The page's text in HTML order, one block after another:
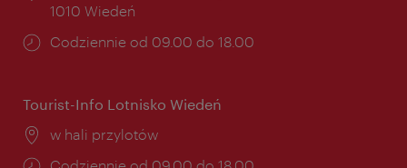
1010 Wiedeń
Godziny
Codziennie od 09.00 do 18.00
Tourist-Info Lotnisko Wiedeń
Miejsce:
w hali przylotów